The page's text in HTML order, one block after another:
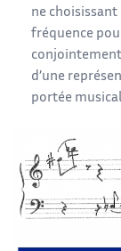
ne
fréquence
conjointement
d’une
portée